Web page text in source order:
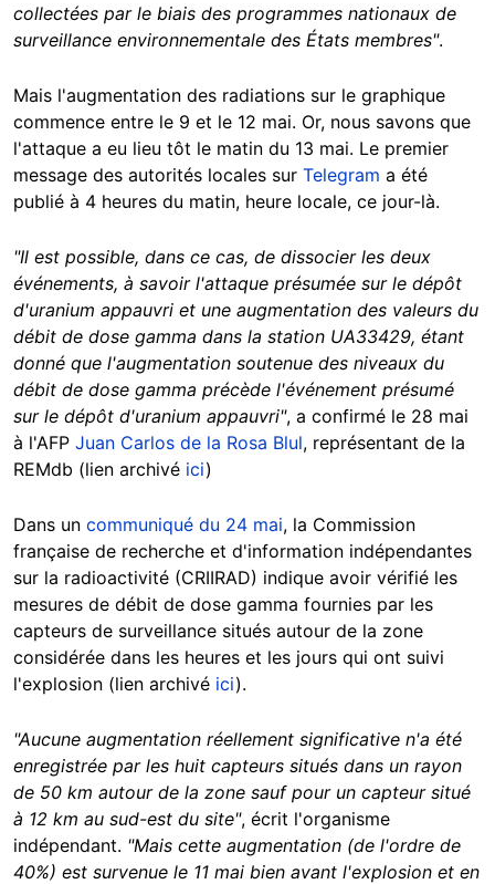
collectées par le biais des programmes nationaux de
surveillance environnementale des États membres".
Mais l'augmentation des radiations sur le graphique
commence entre le 9 et le 12 mai. Or, nous savons que
l'attaque a eu lieu tôt le matin du 13 mai. Le premier
message des autorités locales sur Telegram a été
publié à 4 heures du matin, heure locale, ce jour-là.
"Il est possible, dans ce cas, de dissocier les deux
événements, à savoir l'attaque présumée sur le dépôt
d'uranium appauvri et une augmentation des valeurs du
débit de dose gamma dans la station UA33429, étant
donné que l'augmentation soutenue des niveaux du
débit de dose gamma précède l'événement présumé
sur le dépôt d'uranium appauvri", a confirmé le 28 mai
à l'AFP Juan Carlos de la Rosa Blul, représentant de la
REMdb (lien archivé ici)
Dans un communiqué du 24 mai, la Commission
française de recherche et d'information indépendantes
sur la radioactivité (CRIIRAD) indique avoir vérifié les
mesures de débit de dose gamma fournies par les
capteurs de surveillance situés autour de la zone
considérée dans les heures et les jours qui ont suivi
l'explosion (lien archivé ici).
"Aucune augmentation réellement significative n'a été
enregistrée par les huit capteurs situés dans un rayon
de 50 km autour de la zone sauf pour un capteur situé
à 12 km au sud-est du site", écrit l'organisme
indépendant. "Mais cette augmentation (de l'ordre de
40%) est survenue le 11 mai bien avant l'explosion et en